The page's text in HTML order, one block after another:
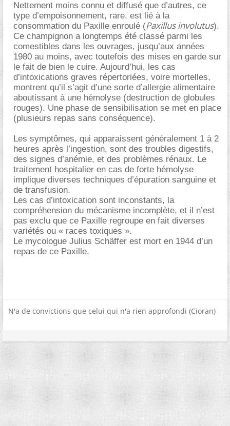
Nettement moins connu et diffusé que d’autres, ce
type d’empoisonnement, rare, est lié à la
consommation du Paxille enroulé (Paxillus involutus).
Ce champignon a longtemps été classé parmi les
comestibles dans les ouvrages, jusqu’aux années
1980 au moins, avec toutefois des mises en garde sur
le fait de bien le cuire. Aujourd’hui, les cas
d’intoxications graves répertoriées, voire mortelles,
montrent qu’il s’agit d’une sorte d’allergie alimentaire
aboutissant à une hémolyse (destruction de globules
rouges). Une phase de sensibilisation se met en place
(plusieurs repas sans conséquence).
Les symptômes, qui apparaissent généralement 1 à 2
heures après l’ingestion, sont des troubles digestifs,
des signes d’anémie, et des problèmes rénaux. Le
traitement hospitalier en cas de forte hémolyse
implique diverses techniques d’épuration sanguine et
de transfusion.
Les cas d’intoxication sont inconstants, la
compréhension du mécanisme incomplète, et il n’est
pas exclu que ce Paxille regroupe en fait diverses
variétés ou « races toxiques ».
Le mycologue Julius Schäffer est mort en 1944 d’un
repas de ce Paxille.
N'a de convictions que celui qui n'a rien approfondi (Cioran)